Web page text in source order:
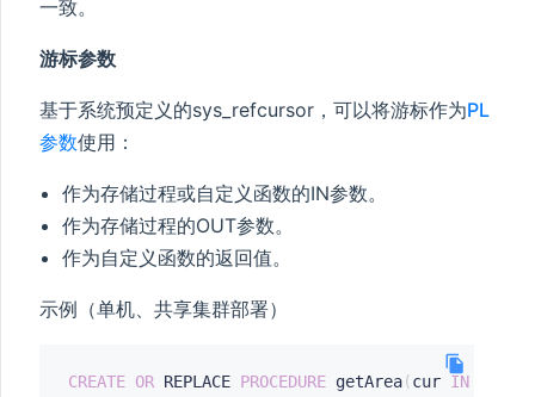
一致。
游标参数
基于系统预定义的sys_refcursor，可以将游标作为PL
参数使用：
作为存储过程或自定义函数的IN参数。
作为存储过程的OUT参数。
作为自定义函数的返回值。
示例（单机、共享集群部署）
CREATE OR REPLACE PROCEDURE getArea(cur IN